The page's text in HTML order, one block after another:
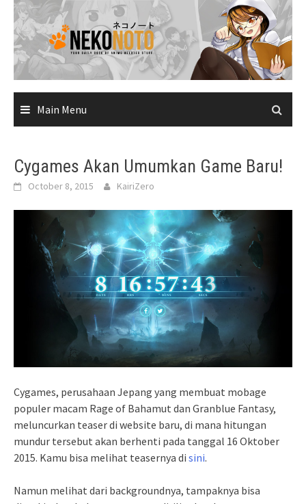
Skip
content
Main Menu
Cygames Akan Umumkan Game Baru!
October 8, 2015 KairiZero
Cygames, perusahaan Jepang yang membuat mobage
populer macam Rage of Bahamut dan Granblue Fantasy,
meluncurkan teaser di website baru, di mana hitungan
mundur tersebut akan berhenti pada tanggal 16 Oktober
2015. Kamu bisa melihat teasernya di sini.
Namun melihat dari backgroundnya, tampaknya bisa